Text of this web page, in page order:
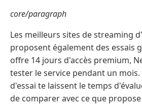
core/paragraph
Les meilleurs sites de streaming
proposent également des essais
offre 14 jours d'accès premium,
tester le service pendant un mois.
d'essai te laissent le temps
de comparer avec ce que